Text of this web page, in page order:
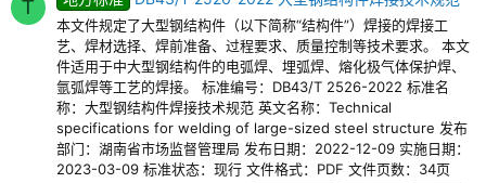
T
本文件规定了大型钢结构件（以下简称“结构件”）焊接的焊接工
艺、焊材选择、焊前准备、过程要求、质量控制等技术要求。 本文
件适用于中大型钢结构件的电弧焊、埋弧焊、熔化极气体保护焊、
氩弧焊等工艺的焊接。 标准编号：DB43/T 2526-2022 标准名
称：大型钢结构件焊接技术规范 英文名称：Technical
specifications for welding of large-sized steel structure 发布
部门：湖南省市场监督管理局 发布日期：2022-12-09 实施日期：
2023-03-09 标准状态：现行 文件格式：PDF 文件页数：34页